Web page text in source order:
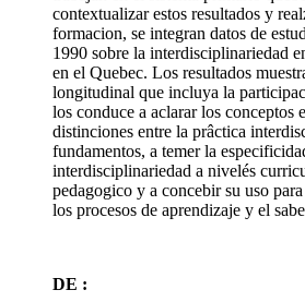
contextualizar estos resultados y
formacion, se integran datos de
1990 sobre la interdisciplinariedad
en el Quebec. Los resultados
longitudinal que incluya la
los conduce a aclarar los conceptos
distinciones entre la prâctica
fundamentos, a temer la
interdisciplinariedad a nivelés
pedagogico y a concebir su uso
los procesos de aprendizaje y el
DE :